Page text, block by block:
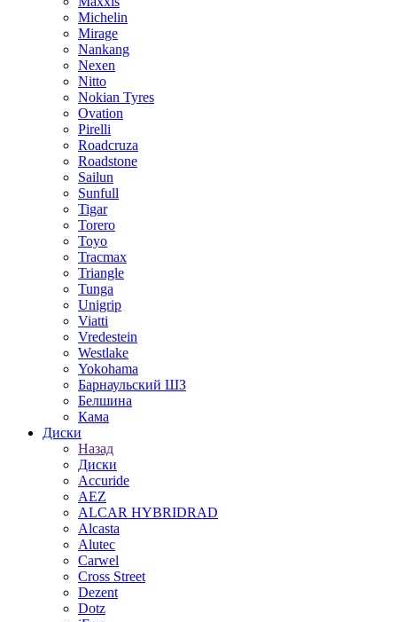
Michelin
Mirage
Nankang
Nexen
Nitto
Nokian Tyres
Ovation
Pirelli
Roadcruza
Roadstone
Sailun
Sunfull
Tigar
Torero
Toyo
Tracmax
Triangle
Tunga
Unigrip
Viatti
Vredestein
Westlake
Yokohama
Барнаульский ШЗ
Белшина
Кама
Диски
Назад
Диски
Accuride
AEZ
ALCAR HYBRIDRAD
Alcasta
Alutec
Carwel
Cross Street
Dezent
Dotz